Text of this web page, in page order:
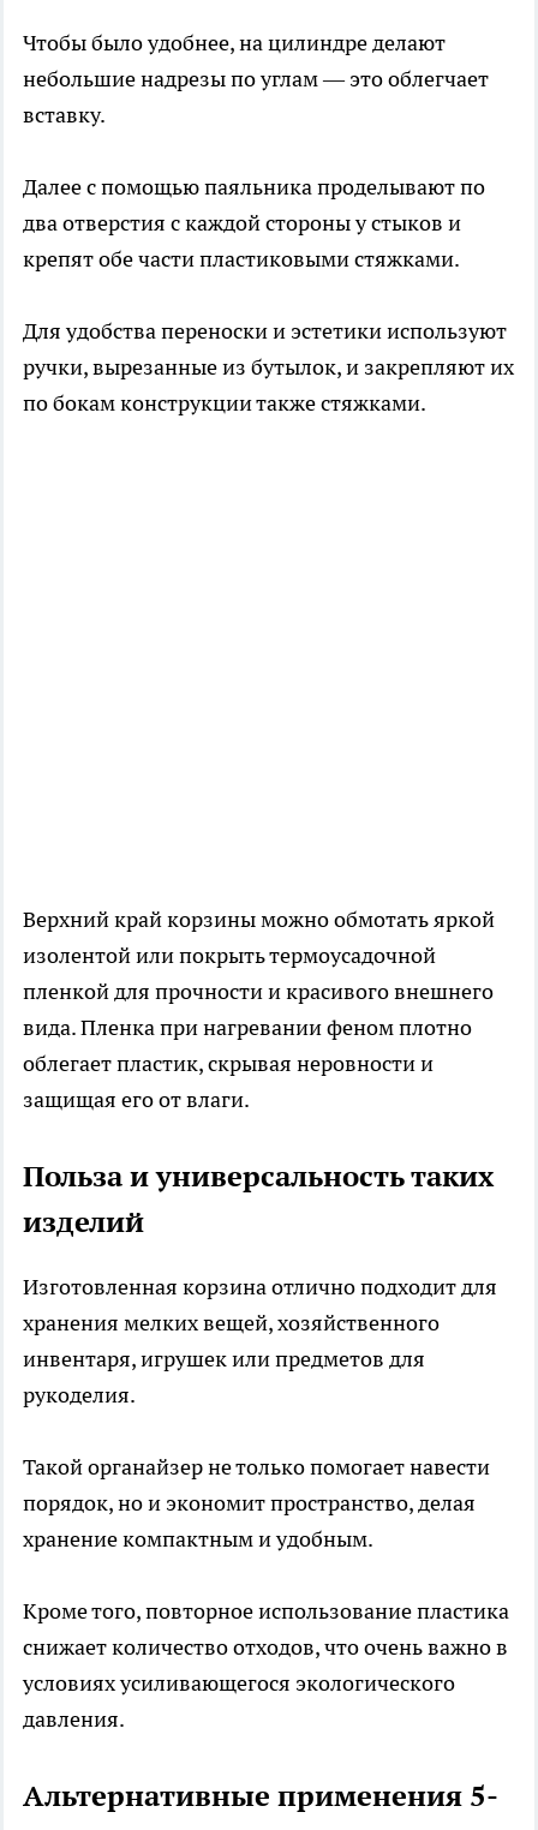
Чтобы было удобнее, на цилиндре делают
небольшие надрезы по углам — это облегчает
вставку.
Далее с помощью паяльника проделывают по
два отверстия с каждой стороны у стыков и
крепят обе части пластиковыми стяжками.
Для удобства переноски и эстетики используют
ручки, вырезанные из бутылок, и закрепляют их
по бокам конструкции также стяжками.
Верхний край корзины можно обмотать яркой
изолентой или покрыть термоусадочной
пленкой для прочности и красивого внешнего
вида. Пленка при нагревании феном плотно
облегает пластик, скрывая неровности и
защищая его от влаги.
Польза и универсальность таких
изделий
Изготовленная корзина отлично подходит для
хранения мелких вещей, хозяйственного
инвентаря, игрушек или предметов для
рукоделия.
Такой органайзер не только помогает навести
порядок, но и экономит пространство, делая
хранение компактным и удобным.
Кроме того, повторное использование пластика
снижает количество отходов, что очень важно в
условиях усиливающегося экологического
давления.
Альтернативные применения 5-